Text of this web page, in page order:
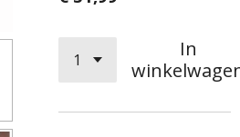
In